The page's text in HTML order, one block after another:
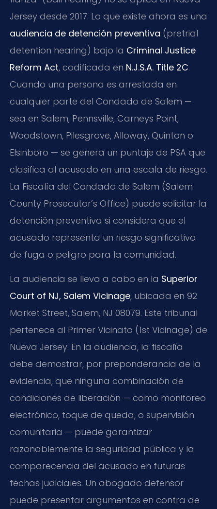
Jersey desde 2017. Lo que existe ahora es una
audiencia de detención preventiva (pretrial
detention hearing) bajo la Criminal Justice
Reform Act, codificada en N.J.S.A. Title 2C.
Cuando una persona es arrestada en
cualquier parte del Condado de Salem —
sea en Salem, Pennsville, Carneys Point,
Woodstown, Pilesgrove, Alloway, Quinton o
Elsinboro — se genera un puntaje de PSA que
clasifica al acusado en una escala de riesgo.
La Fiscalía del Condado de Salem (Salem
County Prosecutor’s Office) puede solicitar la
detención preventiva si considera que el
acusado representa un riesgo significativo
de fuga o peligro para la comunidad.
La audiencia se lleva a cabo en la Superior
Court of NJ, Salem Vicinage, ubicada en 92
Market Street, Salem, NJ 08079. Este tribunal
pertenece al Primer Vicinato (1st Vicinage) de
Nueva Jersey. En la audiencia, la fiscalía
debe demostrar, por preponderancia de la
evidencia, que ninguna combinación de
condiciones de liberación — como monitoreo
electrónico, toque de queda, o supervisión
comunitaria — puede garantizar
razonablemente la seguridad pública y la
comparecencia del acusado en futuras
fechas judiciales. Un abogado defensor
puede presentar argumentos en contra de